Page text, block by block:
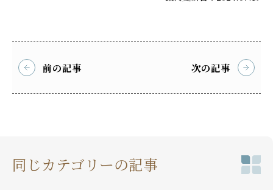
前の記事 次の記事
同じカテゴリーの記事